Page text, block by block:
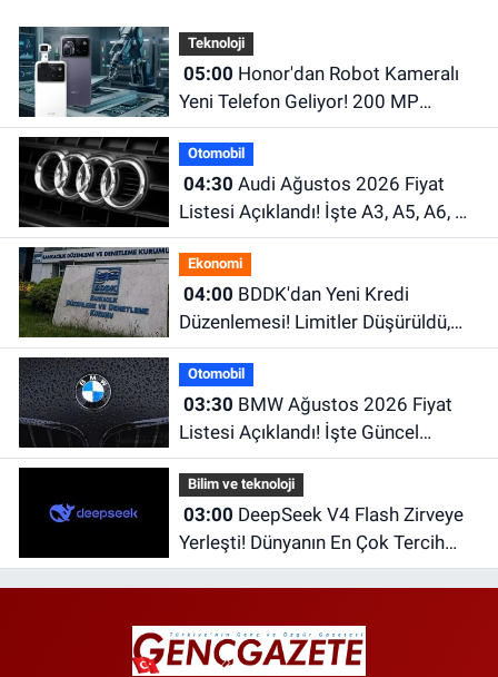
Teknoloji
05:00
Yeni Telefon Geliyor! 200 MP
Kamera ve Dev Batarya Dikkat
Çekiyor
Otomobil
04:30
Listesi Açıklandı! İşte A3, A5, A6, Q
Serisi ve e-tron Modellerinin Güncel
Fiyatları
Ekonomi
04:00
Düzenlemesi! Limitler Düşürüldü,
Uyum İçin Tarih Verildi
Otomobil
03:30
Listesi Açıklandı! İşte Güncel
Fiyatlar
Bilim ve teknoloji
03:00
Yerleşti! Dünyanın En Çok Tercih
Edilen Yapay Zekâ Modellerinden